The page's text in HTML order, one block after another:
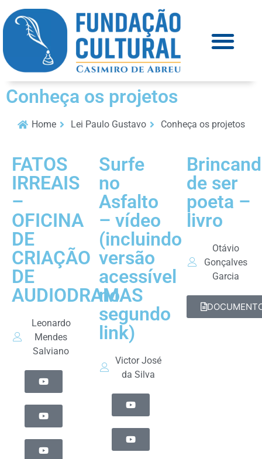
Conheça os projetos
Home Lei Paulo Gustavo Conheça os projetos
FATOS
IRREAIS
–
OFICINA
DE
CRIAÇÃO
DE
AUDIODRAMAS
Leonardo
Mendes
Salviano
Surfe
no
Asfalto
– vídeo
(incluindo
versão
acessível
no
segundo
link)
Victor José
da Silva
de ser
poeta –
livro
Otávio
Gonçalves
Garcia